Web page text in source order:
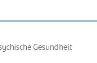
Gesundheit